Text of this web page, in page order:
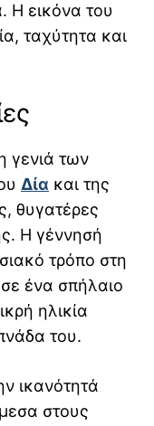
Η εικόνα του
ταχύτητα και
γενιά των
Δία και της
θυγατέρες
Η γέννησή
τρόπο στη
ένα σπήλαιο
ηλικία
του.
ικανότητά
στους